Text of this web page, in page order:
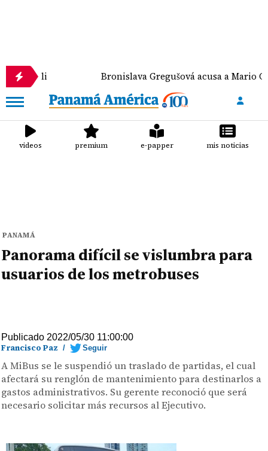
Bronislava Gregušová acusa a Mario Cimarro de
videos premium e-papper mis noticias
PANAMÁ
Panorama difícil se vislumbra para
usuarios de los metrobuses
Publicado 2022/05/30 11:00:00
Francisco Paz / Seguir
A MiBus se le suspendió un traslado de partidas, el cual
afectará su renglón de mantenimiento para destinarlos a
gastos administrativos. Su gerente reconoció que será
necesario solicitar más recursos al Ejecutivo.